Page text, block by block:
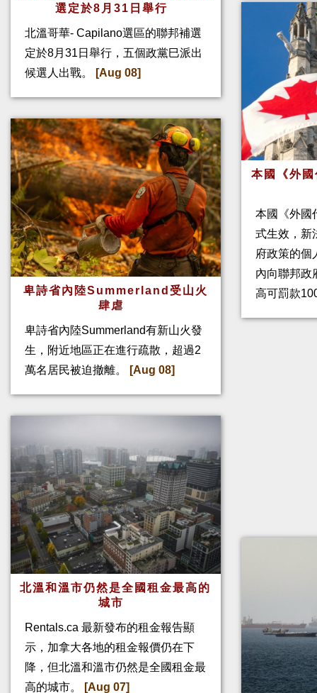
選定於8月31日舉行
北溫哥華- Capilano選區的聯邦補選
定於8月31日舉行，五個政黨巳派出
候選人出戰。
[Aug 08]
卑詩省內陸Summerland受山火
肆虐
卑詩省內陸Summerland有新山火發
生，附近地區正在進行疏散，超過2
萬名居民被迫撤離。
[Aug 08]
北溫和溫市仍然是全國租金最高的
城市
Rentals.ca 最新發布的租金報告顯
示，加拿大各地的租金報價仍在下
降，但北溫和溫市仍然是全國租金最
高的城市。
[Aug 07]
本國《外
本國《外國
式生效，新
府政策的個
內向聯邦政
高可罰款